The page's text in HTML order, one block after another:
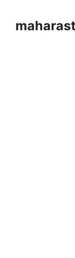
content